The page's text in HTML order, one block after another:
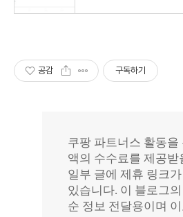
공감 구독하기